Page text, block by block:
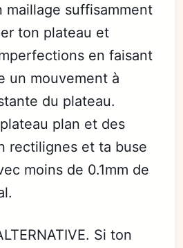
maillage suffisamment
ton plateau et
en faisant
un mouvement à
du plateau.
plan et des
rectilignes et ta buse
moins de 0.1mm de
Si ton